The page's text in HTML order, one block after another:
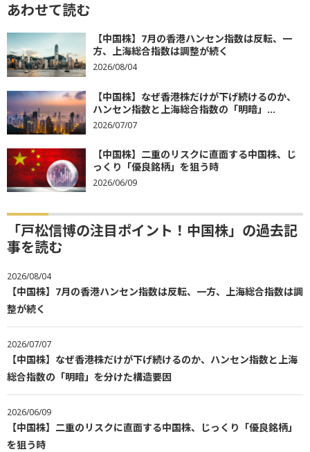
あわせて読む
【中国株】7月の香港ハンセン指数は反転、一
方、上海総合指数は調整が続く
2026/08/04
【中国株】なぜ香港株だけが下げ続けるのか、
ハンセン指数と上海総合指数の「明暗」...
2026/07/07
【中国株】二重のリスクに直面する中国株、じ
っくり「優良銘柄」を狙う時
2026/06/09
「戸松信博の注目ポイント！中国株」の過去記
事を読む
2026/08/04
【中国株】7月の香港ハンセン指数は反転、一方、上海総合指数は調
整が続く
2026/07/07
【中国株】なぜ香港株だけが下げ続けるのか、ハンセン指数と上海
総合指数の「明暗」を分けた構造要因
2026/06/09
【中国株】二重のリスクに直面する中国株、じっくり「優良銘柄」
を狙う時